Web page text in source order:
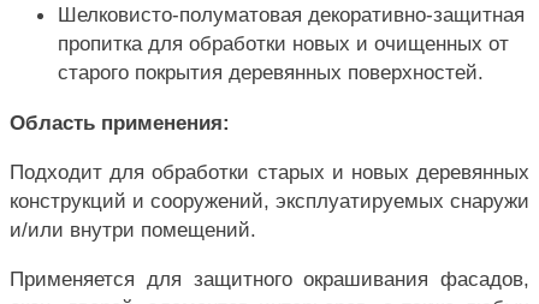
Шелковисто-полуматовая декоративно-защитная
пропитка для обработки новых и очищенных от
старого покрытия деревянных поверхностей.
Область применения:
Подходит для обработки старых и новых деревянных
конструкций и сооружений, эксплуатируемых снаружи
и/или внутри помещений.
Применяется для защитного окрашивания фасадов,